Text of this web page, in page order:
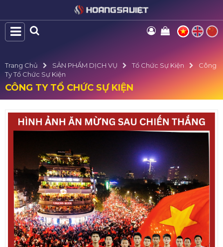
Trang Chủ SẢN PHẨM DỊCH VỤ Tổ Chức Sự Kiện
Công
Ty Tổ Chức Sự Kiện
CÔNG TY TỔ CHỨC SỰ KIỆN